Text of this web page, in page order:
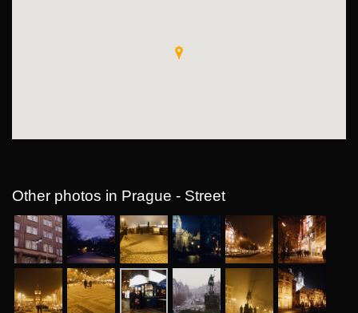
Other photos in Prague - Street